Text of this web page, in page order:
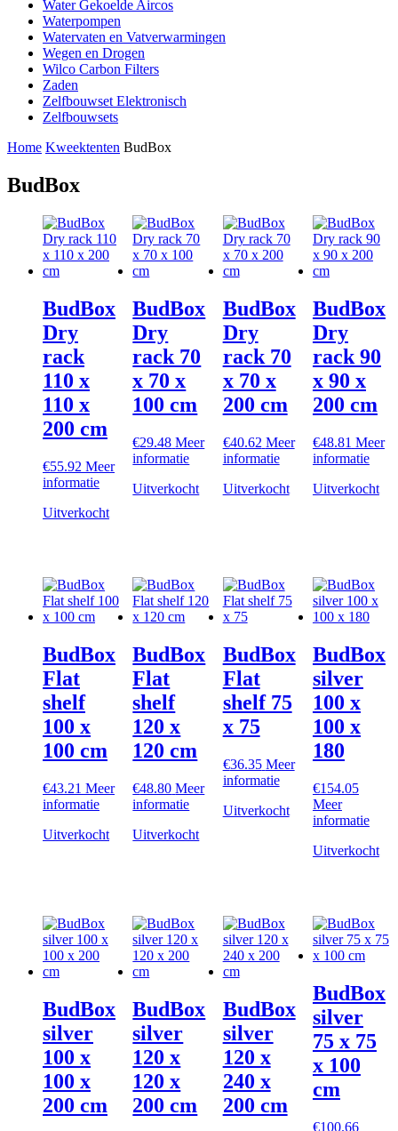
Water Gekoelde Aircos
Waterpompen
Watervaten en Vatverwarmingen
Wegen en Drogen
Wilco Carbon Filters
Zaden
Zelfbouwset Elektronisch
Zelfbouwsets
Home Kweektenten BudBox
BudBox
BudBox
Dry
rack
110 x
110 x
200 cm
€55.92 Meer
informatie
Uitverkocht
BudBox
Dry
rack 70
x 70 x
100 cm
€29.48 Meer
informatie
Uitverkocht
BudBox
Dry
rack 70
x 70 x
200 cm
€40.62 Meer
informatie
Uitverkocht
BudBox
Dry
rack 90
x 90 x
200 cm
€48.81 Meer
informatie
Uitverkocht
BudBox
Flat
shelf
100 x
100 cm
€43.21 Meer
informatie
Uitverkocht
BudBox
Flat
shelf
120 x
120 cm
€48.80 Meer
informatie
Uitverkocht
BudBox
Flat
shelf 75
x 75
€36.35 Meer
informatie
Uitverkocht
BudBox
silver
100 x
100 x
180
€154.05
Meer
informatie
Uitverkocht
BudBox
silver
100 x
100 x
200 cm
BudBox
silver
120 x
120 x
200 cm
BudBox
silver
120 x
240 x
200 cm
BudBox
silver
75 x 75
x 100
cm
€100.66